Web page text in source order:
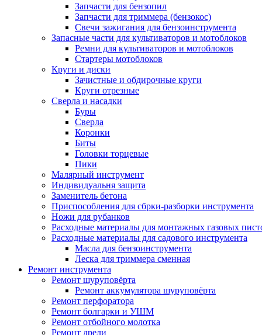
Запчасти для бензопил
Запчасти для триммера (бензокос)
Свечи зажигания для бензоинструмента
Запасные части для культиваторов и мотоблоков
Ремни для культиваторов и мотоблоков
Стартеры мотоблоков
Круги и диски
Зачистные и обдирочные круги
Круги отрезные
Сверла и насадки
Буры
Сверла
Коронки
Биты
Головки торцевые
Пики
Малярный инструмент
Индивидуальня защита
Заменитель бетона
Приспособления для сбрки-разборки инструмента
Ножи для рубанков
Расходные материалы для монтажных газовых
Расходные материалы для садового инструмента
Масла для бензоинструмента
Леска для триммера сменная
Ремонт инструмента
Ремонт шуруповёрта
Ремонт аккумулятора шуруповёрта
Ремонт перфоратора
Ремонт болгарки и УШМ
Ремонт отбойного молотка
Ремонт дрели